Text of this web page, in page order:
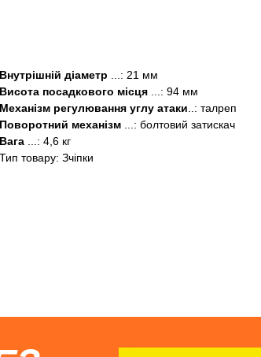
Внутрішній діаметр ...: 21 мм
Висота посадкового місця ...: 94 мм
Механізм регулювання углу атаки..: талреп
Поворотний механізм ...: болтовий затискач
Вага ...: 4,6 кг
Тип товару: Зчіпки